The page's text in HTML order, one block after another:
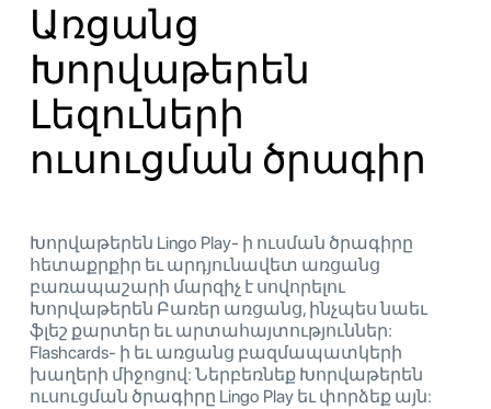
Առցանց
Խորվաթերեն
Լեզուների
ուսուցման ծրագիր
Խորվաթերեն Lingo Play- ի ուսման ծրագիրը
հետաքրքիր եւ արդյունավետ առցանց
բառապաշարի մարզիչ է սովորելու
Խորվաթերեն Բառեր առցանց, ինչպես նաեւ
ֆլեշ քարտեր եւ արտահայտություններ:
Flashcards- ի եւ առցանց բազմապատկերի
խաղերի միջոցով: Ներբեռնեք Խորվաթերեն
ուսուցման ծրագիրը Lingo Play եւ փորձեք այն: